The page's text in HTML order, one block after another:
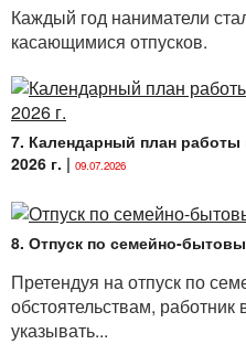
Каждый год наниматели
касающимися отпусков.
7. Календарный план работы
2026 г. | 09.07.2026
8. Отпуск по семейно-
Претендуя на отпуск по
обстоятельствам, работник
указывать...